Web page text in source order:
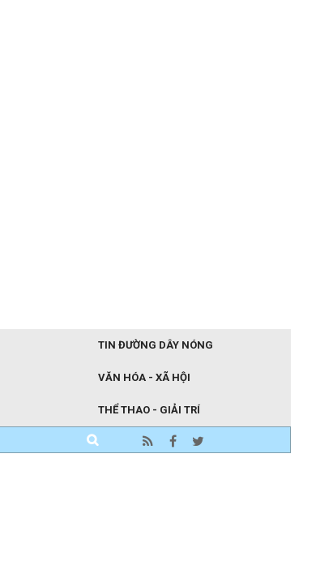
TIN ĐƯỜNG DÂY NÓNG
VĂN HÓA - XÃ HỘI
THỂ THAO - GIẢI TRÍ